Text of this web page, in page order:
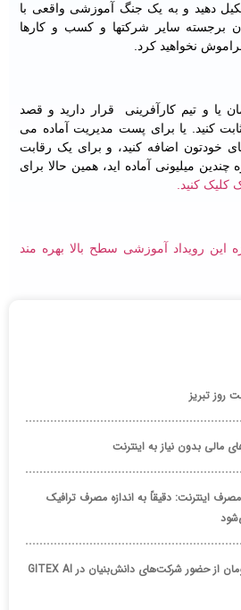
دهید و به یک جنگ آموزشی واقعی با
برجسته سایر شرکتها و کسب و کارها
نخواهید کرد.
یا و تیم کارآفرینی قرار دارید و قصد
ثابت کنید. یا برای پست مدیریت آماده می
خودتون اضافه کنید، و برای یک رقابت
چندین میلیونی آماده اید، همین حالا برای
کلیک کنید.
این رویداد آموزشی سطح بالا بهره مند
روز تبریز
مالی بدون نیاز به اینترنت
اینترنت: دقیقاً به اندازه مصرف ترافیک
حمایت تا سقف ۴۵۰ میلیون تومان از حضور شرکت‌های دانش‌بنیان در GITEX AI